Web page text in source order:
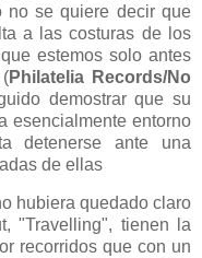
no se quiere decir que
a las costuras de los
estemos solo antes
Philatelia Records/No
demostrar que su
esencialmente entorno
detenerse ante una
de ellas
hubiera quedado claro
"Travelling", tienen la
recorridos que con un